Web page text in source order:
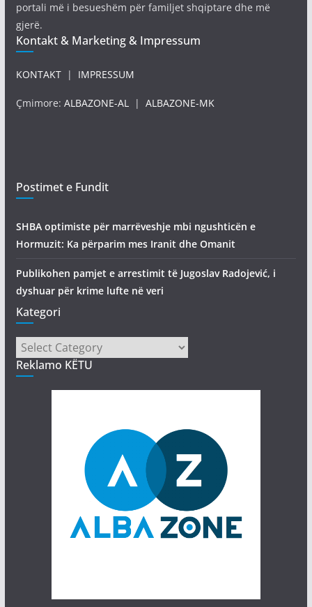
portali më i besueshëm për familjet shqiptare dhe më
gjerë.
Kontakt & Marketing & Impressum
KONTAKT| IMPRESSUM
Çmimore: ALBAZONE-AL| ALBAZONE-MK
Postimet e Fundit
SHBA optimiste për marrëveshje mbi ngushticën e
Hormuzit: Ka përparim mes Iranit dhe Omanit
Publikohen pamjet e arrestimit të Jugoslav Radojević, i
dyshuar për krime lufte në veri
Kategori
Kategori
Reklamo KËTU